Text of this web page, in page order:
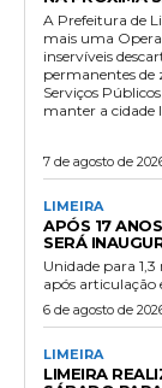
A Prefeitura de
mais uma
inservíveis
permanentes de
Serviços
manter a cidade
7 de agosto de
LIMEIRA
APÓS 17
SERÁ
Unidade para
após articulação
6 de agosto de
LIMEIRA
LIMEIRA